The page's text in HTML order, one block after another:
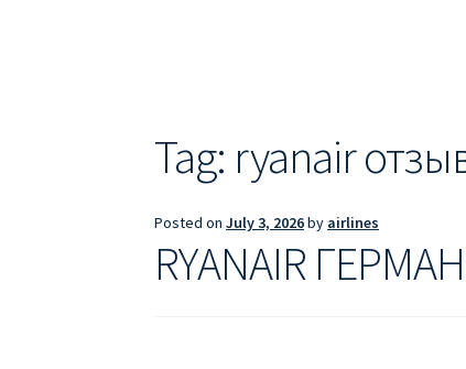
Информация по бронированию
ПРАВИЛА РЕГИСТРАЦИИПРИЛОЖЕНИЕ
Tag: ryanair
Posted onJuly 3, 2026by airlines
RYANAIR